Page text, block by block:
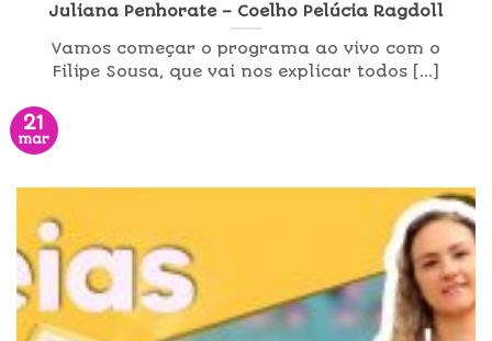
Juliana Penhorate – Coelho Pelúcia Ragdoll
Vamos começar o programa ao vivo com o
Filipe Sousa, que vai nos explicar todos [...]
21
mar